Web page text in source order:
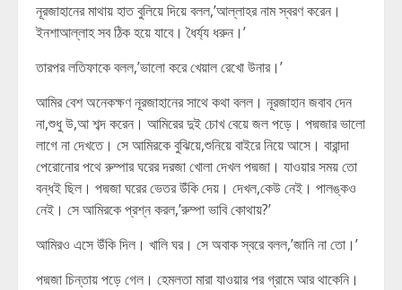
নূরজাহানের মাথায় হাত বুলিয়ে দিয়ে বলল,’আল্লাহর নাম স্বরণ করেন।
ইনশাআল্লাহ সব ঠিক হয়ে যাবে। ধৈর্য্য ধরুন।’
তারপর লতিফাকে বলল,’ভালো করে খেয়াল রেখো উনার।’
আমির বেশ অনেকক্ষণ নূরজাহানের সাথে কথা বলল। নূরজাহান জবাব দেন
না,শুধু উ,আ শব্দ করেন। আমিরের দুই চোখ বেয়ে জল পড়ে। পদ্মজার ভালো
লাগে না দেখতে। সে আমিরকে বুঝিয়ে,শুনিয়ে বাইরে নিয়ে আসে। বারান্দা
পেরোনোর পথে রুম্পার ঘরের দরজা খোলা দেখল পদ্মজা। যাওয়ার সময় তো
বন্ধই ছিল। পদ্মজা ঘরের ভেতর উঁকি দেয়। দেখল,কেউ নেই। পালঙ্কও
নেই। সে আমিরকে প্রশ্ন করল,’রুম্পা ভাবি কোথায়?’
আমিরও এসে উঁকি দিল। খালি ঘর। সে অবাক স্বরে বলল,’জানি না তো।’
পদ্মজা চিন্তায় পড়ে গেল। হেমলতা মারা যাওয়ার পর গ্রামে আর থাকেনি।